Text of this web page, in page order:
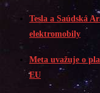
Tesla a Saúdská
elektromobily
Meta uvažuje o
EU